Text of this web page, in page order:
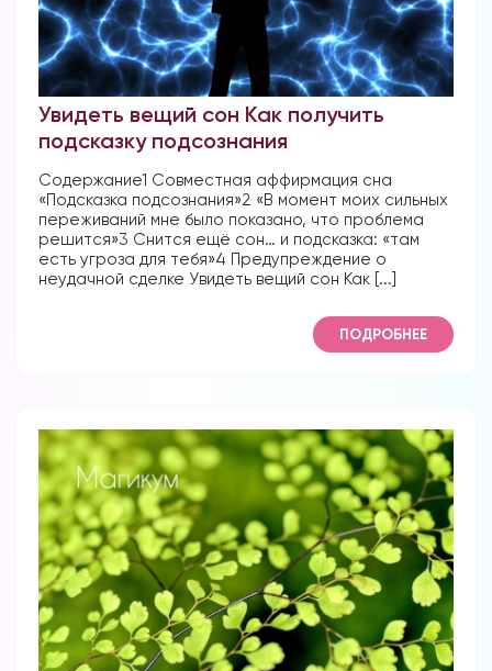
Увидеть вещий сон Как получить
подсказку подсознания
Содержание1 Совместная аффирмация сна
«Подсказка подсознания»2 «В момент моих сильных
переживаний мне было показано, что проблема
решится»3 Снится ещё сон… и подсказка: «там
есть угроза для тебя»4 Предупреждение о
неудачной сделке Увидеть вещий сон Как [...]
ПОДРОБНЕЕ